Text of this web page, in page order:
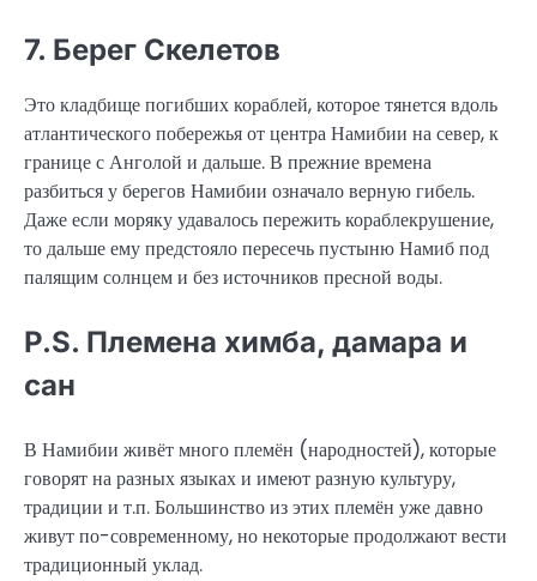
7. Берег Скелетов
Это кладбище погибших кораблей, которое тянется вдоль
атлантического побережья от центра Намибии на север, к
границе с Анголой и дальше. В прежние времена
разбиться у берегов Намибии означало верную гибель.
Даже если моряку удавалось пережить кораблекрушение,
то дальше ему предстояло пересечь пустыню Намиб под
палящим солнцем и без источников пресной воды.
P.S. Племена химба, дамара и
сан
В Намибии живёт много племён (народностей), которые
говорят на разных языках и имеют разную культуру,
традиции и т.п. Большинство из этих племён уже давно
живут по-современному, но некоторые продолжают вести
традиционный уклад.